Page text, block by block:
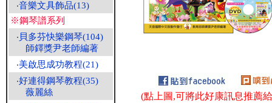
‧音樂文具飾品(13)
※鋼琴譜系列
‧ 貝多芬快樂鋼琴(104)
師鐸獎尹老師編著
‧美啟思成功教程(21)
‧好連得鋼琴教程(35)
薇麗絲
(點上圖,可將此好康訊息推薦